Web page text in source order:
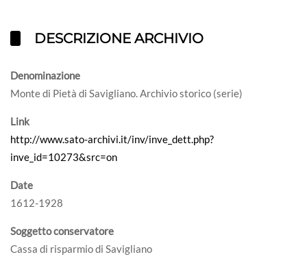
DESCRIZIONE ARCHIVIO
Denominazione
Monte di Pietà di Savigliano. Archivio storico (serie)
Link
http://www.sato-archivi.it/inv/inve_dett.php?
inve_id=10273&src=on
Date
1612-1928
Soggetto conservatore
Cassa di risparmio di Savigliano